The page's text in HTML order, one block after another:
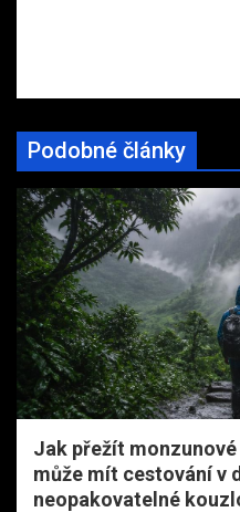
Podobné články
Jak přežít
může mít cestování v
neopakovatelné